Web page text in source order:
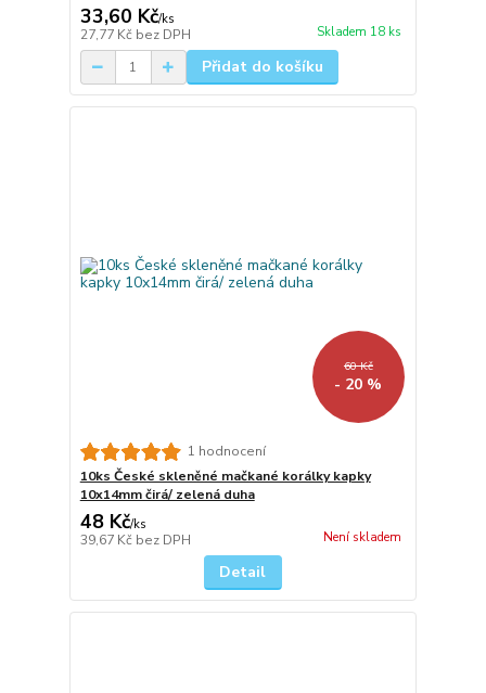
33,60 Kč/ks
27,77 Kč bez DPH Skladem 18 ks
Přidat do košíku
60 Kč
- 20 %
1 hodnocení
10ks České skleněné mačkané korálky kapky
10x14mm čirá/ zelená duha
48 Kč/ks
39,67 Kč bez DPH Není skladem
Detail